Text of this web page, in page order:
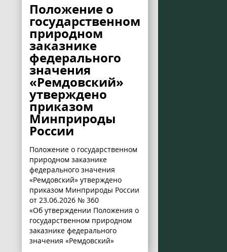
Положение о
государственном
природном
заказнике
федерального
значения
«Ремдовский»
утверждено
приказом
Минприроды
России
Положение о государственном
природном заказнике
федерального значения
«Ремдовский» утверждено
приказом Минприроды России
от 23.06.2026 № 360
«Об утверждении Положения о
государственном природном
заказнике федерального
значения «Ремдовский»